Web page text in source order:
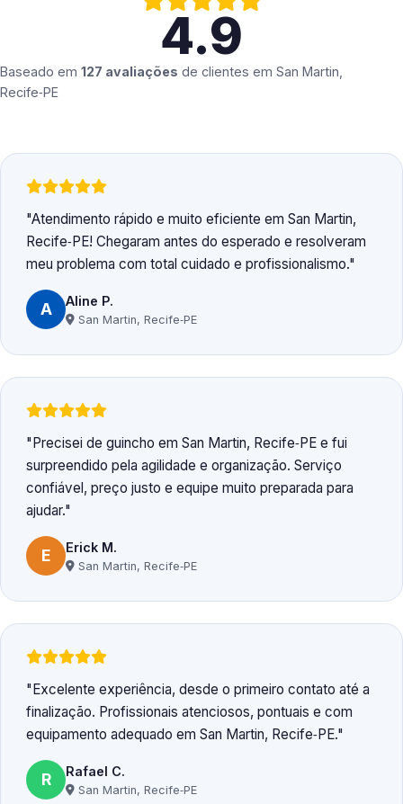
4.9
Baseado em 127 avaliações de clientes em San Martin,
Recife‑PE
Atendimento rápido e muito eficiente em San Martin,
Recife‑PE! Chegaram antes do esperado e resolveram
meu problema com total cuidado e profissionalismo.
A Aline P.
San Martin, Recife‑PE
Precisei de guincho em San Martin, Recife‑PE e fui
surpreendido pela agilidade e organização. Serviço
confiável, preço justo e equipe muito preparada para
ajudar.
E Erick M.
San Martin, Recife‑PE
Excelente experiência, desde o primeiro contato até a
finalização. Profissionais atenciosos, pontuais e com
equipamento adequado em San Martin, Recife‑PE.
R Rafael C.
San Martin, Recife‑PE